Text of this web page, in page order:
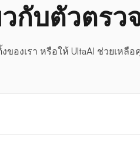
กับตัวตรว
ของเรา หรือให้ UltaAI ช่วยเหลื